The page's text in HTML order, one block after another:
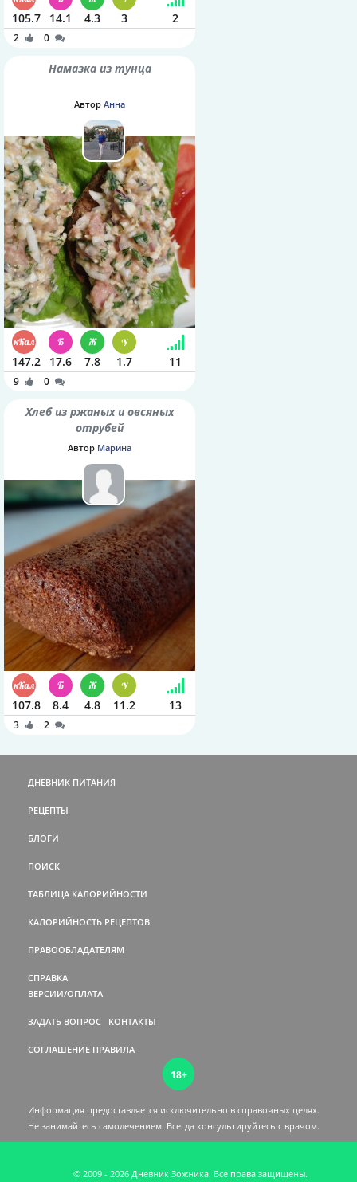
105.7 14.1 4.3 3 2
2 0
Намазка из тунца
Автор Анна
147.2 17.6 7.8 1.7 11
9 0
Хлеб из ржаных и овсяных
отрубей
Автор Марина
107.8 8.4 4.8 11.2 13
3 2
ДНЕВНИК ПИТАНИЯ
РЕЦЕПТЫ
БЛОГИ
ПОИСК
ТАБЛИЦА КАЛОРИЙНОСТИ
КАЛОРИЙНОСТЬ РЕЦЕПТОВ
ПРАВООБЛАДАТЕЛЯМ
СПРАВКА
ВЕРСИИ/ОПЛАТА
ЗАДАТЬ ВОПРОС КОНТАКТЫ
СОГЛАШЕНИЕ ПРАВИЛА
18+
Информация предоставляется исключительно в справочных целях.
Не занимайтесь самолечением. Всегда консультируйтесь c врачом.
© 2009 - 2026 Дневник Зожника. Все права защищены.